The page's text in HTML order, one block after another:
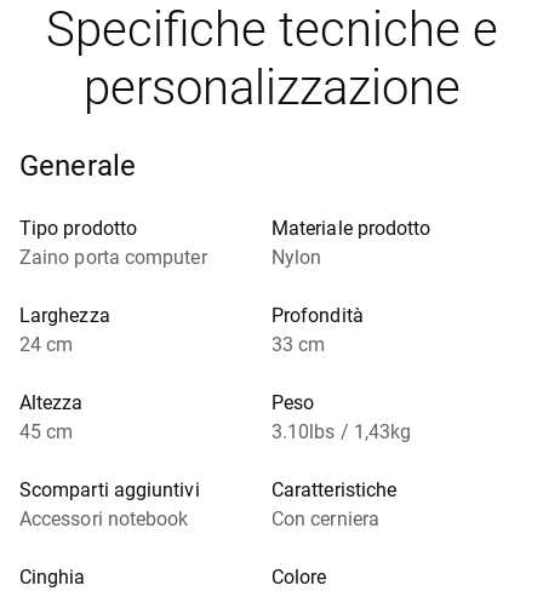
Specifiche tecniche e
personalizzazione
Generale
Tipo prodotto
Zaino porta computer
Materiale prodotto
Nylon
Larghezza
24 cm
Profondità
33 cm
Altezza
45 cm
Peso
3.10lbs / 1,43kg
Scomparti aggiuntivi
Accessori notebook
Caratteristiche
Con cerniera
Cinghia
Colore